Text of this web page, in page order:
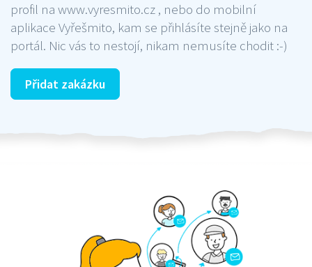
profil na www.vyresmito.cz , nebo do mobilní
aplikace Vyřešmito, kam se přihlásíte stejně jako na
portál. Nic vás to nestojí, nikam nemusíte chodit :-)
Přidat zakázku